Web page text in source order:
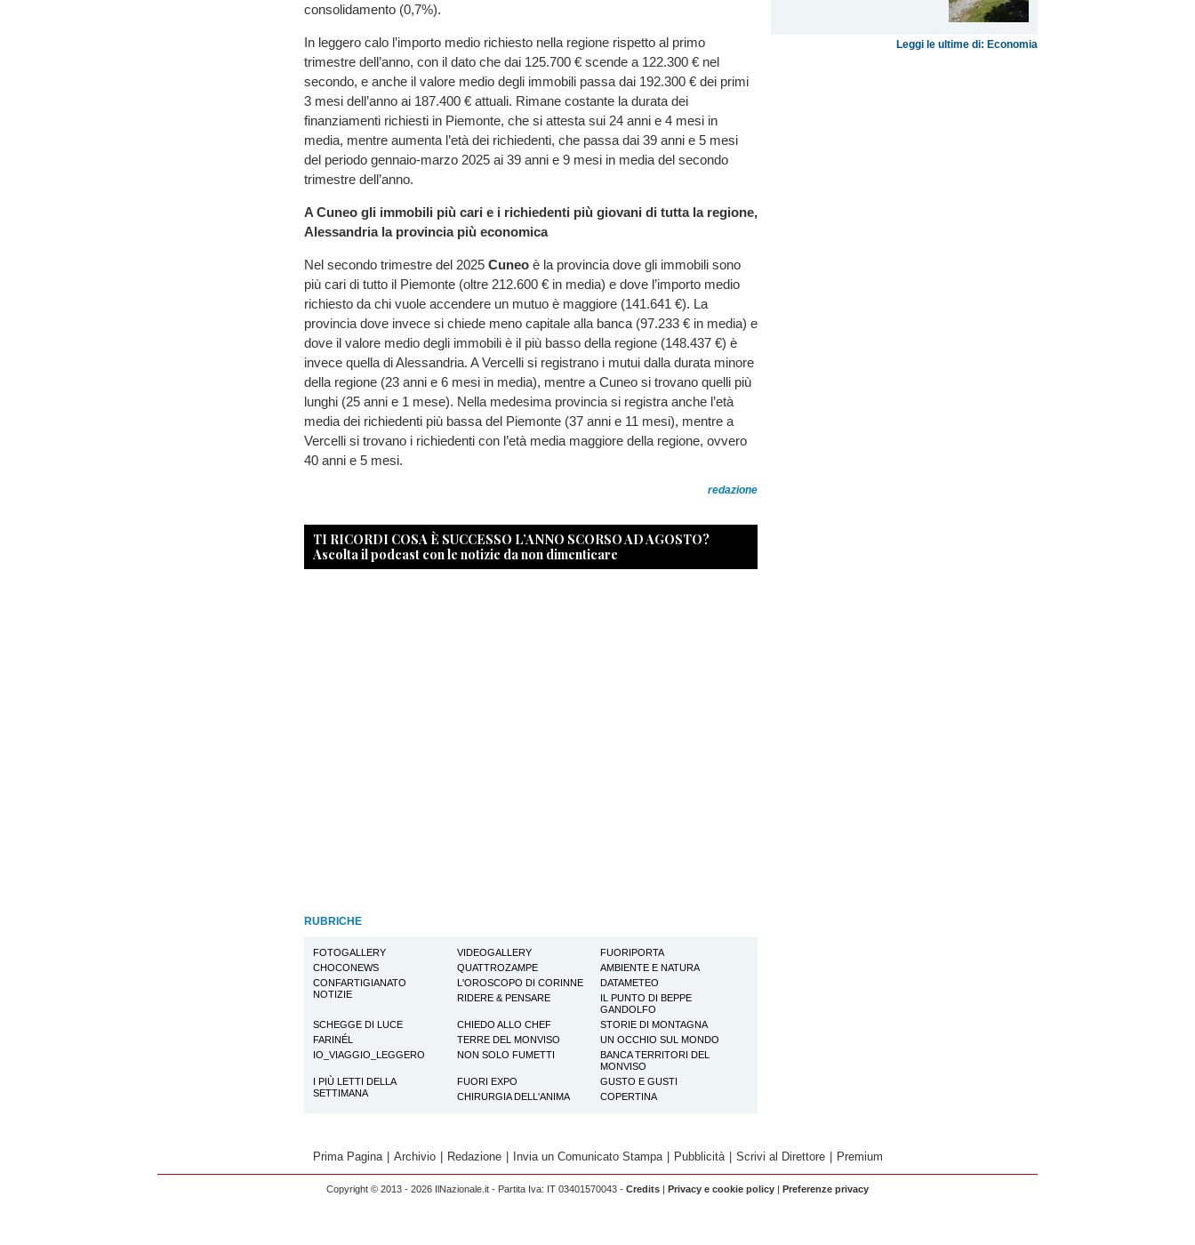
Leggi le ultime di: Economia
consolidamento (0,7%).
In leggero calo l’importo medio richiesto nella regione rispetto al primo
trimestre dell’anno, con il dato che dai 125.700 € scende a 122.300 € nel
secondo, e anche il valore medio degli immobili passa dai 192.300 € dei primi
3 mesi dell’anno ai 187.400 € attuali. Rimane costante la durata dei
finanziamenti richiesti in Piemonte, che si attesta sui 24 anni e 4 mesi in
media, mentre aumenta l’età dei richiedenti, che passa dai 39 anni e 5 mesi
del periodo gennaio-marzo 2025 ai 39 anni e 9 mesi in media del secondo
trimestre dell’anno.
A Cuneo gli immobili più cari e i richiedenti più giovani di tutta la regione,
Alessandria la provincia più economica
Nel secondo trimestre del 2025 Cuneo è la provincia dove gli immobili sono
più cari di tutto il Piemonte (oltre 212.600 € in media) e dove l’importo medio
richiesto da chi vuole accendere un mutuo è maggiore (141.641 €). La
provincia dove invece si chiede meno capitale alla banca (97.233 € in media) e
dove il valore medio degli immobili è il più basso della regione (148.437 €) è
invece quella di Alessandria. A Vercelli si registrano i mutui dalla durata minore
della regione (23 anni e 6 mesi in media), mentre a Cuneo si trovano quelli più
lunghi (25 anni e 1 mese). Nella medesima provincia si registra anche l’età
media dei richiedenti più bassa del Piemonte (37 anni e 11 mesi), mentre a
Vercelli si trovano i richiedenti con l’età media maggiore della regione, ovvero
40 anni e 5 mesi.
redazione
TI RICORDI COSA È SUCCESSO L’ANNO SCORSO AD AGOSTO?
Ascolta il podcast con le notizie da non dimenticare
RUBRICHE
FOTOGALLERY VIDEOGALLERY
FUORIPORTA
CHOCONEWS
QUATTROZAMPE
AMBIENTE E NATURA
CONFARTIGIANATO
NOTIZIE
L'OROSCOPO DI CORINNE
DATAMETEO
RIDERE & PENSARE
IL PUNTO DI BEPPE
GANDOLFO
SCHEGGE DI LUCE
CHIEDO ALLO CHEF
STORIE DI MONTAGNA
FARINÉL
TERRE DEL MONVISO
UN OCCHIO SUL MONDO
IO_VIAGGIO_LEGGERO
NON SOLO FUMETTI
BANCA TERRITORI DEL
MONVISO
I PIÙ LETTI DELLA
SETTIMANA
FUORI EXPO
GUSTO E GUSTI
CHIRURGIA DELL'ANIMA
COPERTINA
Prima Pagina | Archivio | Redazione | Invia un Comunicato Stampa | Pubblicità | Scrivi al Direttore | Premium
Copyright © 2013 - 2026 IlNazionale.it - Partita Iva: IT 03401570043 - Credits | Privacy e cookie policy | Preferenze privacy